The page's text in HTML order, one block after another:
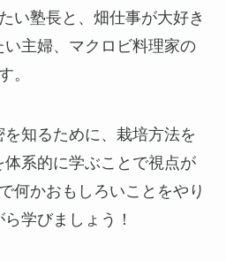
い塾長と、畑仕事が大好き
主婦、マクロビ料理家の
。
知るために、栽培方法を
系的に学ぶことで視点が
何かおもしろいことをやり
学びましょう！